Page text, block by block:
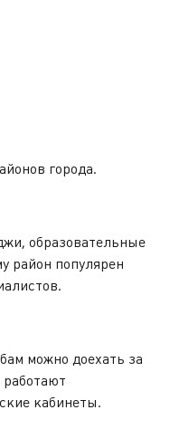
города.
образовательные
район популярен
можно доехать за
кабинеты.